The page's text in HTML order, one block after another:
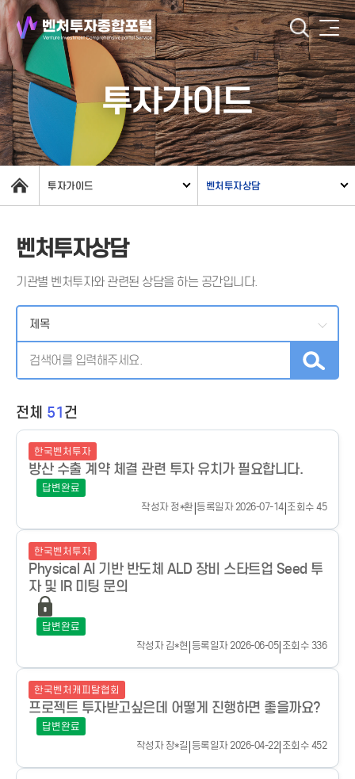
투자가이드
투자가이드 벤처투자상담
벤처투자상담
기관별 벤처투자와 관련된 상담을 하는 공간입니다.
전체 51건
한국벤처투자
방산 수출 계약 체결 관련 투자 유치가 필요합니다.
답변완료
작성자 정*환| 등록일자 2026-07-14| 조회수 45
한국벤처투자
Physical AI 기반 반도체 ALD 장비 스타트업 Seed 투
자 및 IR 미팅 문의
답변완료
작성자 김*현 등록일자 2026-06-05| 조회수 336
한국벤처캐피탈협회
프로젝트 투자받고싶은데 어떻게 진행하면 좋을까요?
답변완료
작성자 장*길 등록일자 2026-04-22| 조회수 452